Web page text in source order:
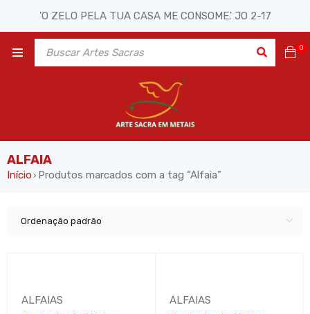
'O ZELO PELA TUA CASA ME CONSOME.' JO 2-17
0
ALFAIA
Início› Produtos marcados com a tag “Alfaia”
Ordenação padrão
ALFAIAS
ALFAIAS